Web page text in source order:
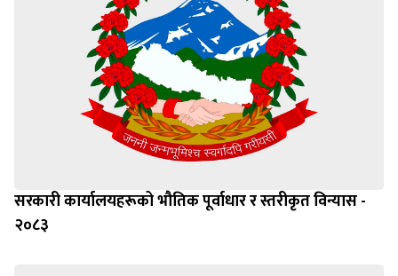
सरकारी कार्यालयहरूको भौतिक पूर्वाधार र स्तरीकृत विन्यास -
२०८३